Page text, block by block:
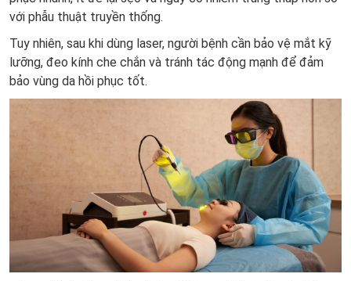
với phẫu thuật truyền thống.
Tuy nhiên, sau khi dùng laser, người bệnh cần bảo vệ mắt kỹ
lưỡng, đeo kính che chắn và tránh tác động mạnh để đảm
bảo vùng da hồi phục tốt.